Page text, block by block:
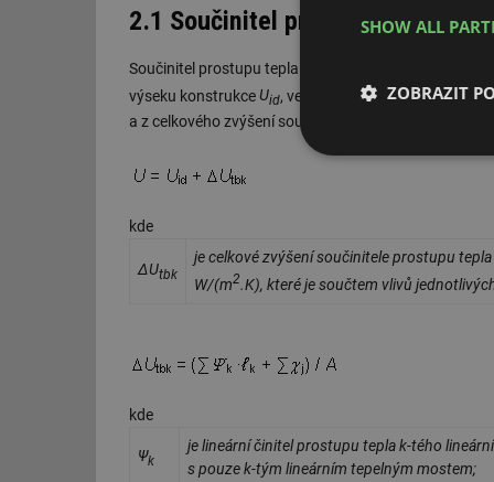
2.1 Součinitel prostupu tepla
Součinitel prostupu tepla konstrukce s tepelnými
výseku konstrukce Uid, ve W/(m
.K), stanoveného
a z celkového zvýšení součinitele prostupu tepla
kde
ΔUtbk
je celkové zvýšení součinitele prostupu
W/(m2.K), které je součtem vlivů
kde
Ψk
je lineární činitel prostupu tepla k-tého
s pouze k-tým lineárním tepelným mostem;
SHOW ALL
ZOBRAZIT
Nezbytně
Nezbytně nutné
g_state